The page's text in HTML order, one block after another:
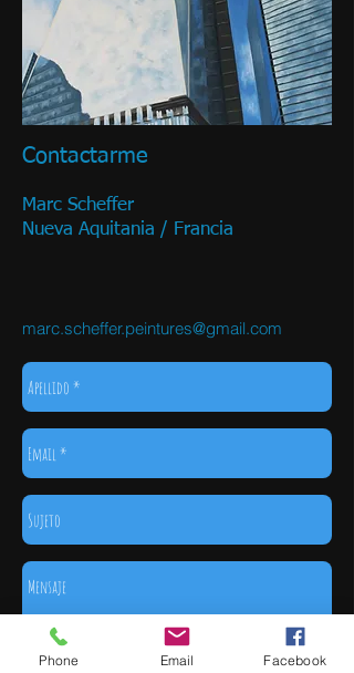
Contactarme
Marc Scheffer
Nueva Aquitania / Francia
marc.scheffer.peintures@gmail.com
Phone Email Facebook